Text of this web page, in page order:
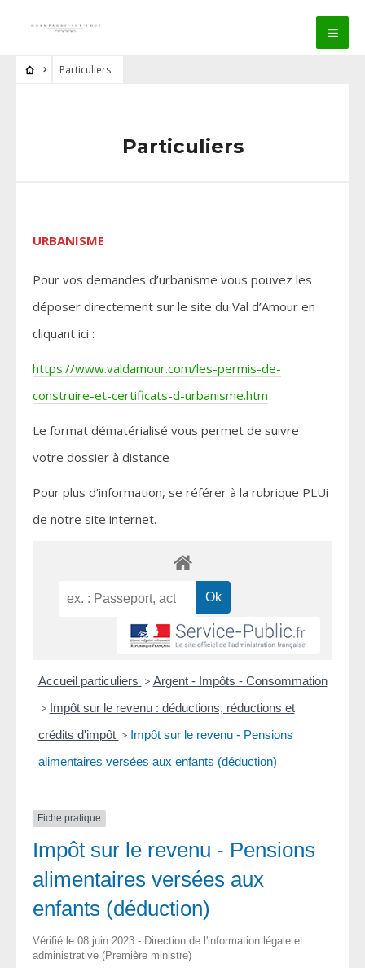
Particuliers
Particuliers
URBANISME
Pour vos demandes d’urbanisme vous pouvez les
déposer directement sur le site du Val d’Amour en
cliquant ici :
https://www.valdamour.com/les-permis-de-
construire-et-certificats-d-urbanisme.htm
Le format dématérialisé vous permet de suivre
votre dossier à distance
Pour plus d’information, se référer à la rubrique PLUi
de notre site internet.
Accueil particuliers > Argent - Impôts - Consommation
> Impôt sur le revenu : déductions, réductions et
crédits d'impôt > Impôt sur le revenu - Pensions
alimentaires versées aux enfants (déduction)
Fiche pratique
Impôt sur le revenu - Pensions
alimentaires versées aux
enfants (déduction)
Vérifié le 08 juin 2023 - Direction de l'information légale et
administrative (Première ministre)